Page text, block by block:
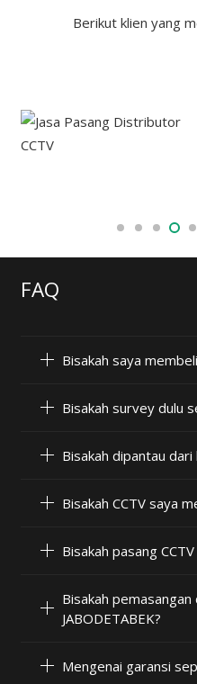
Berikut klien yang
FAQ
Bisakah saya
Bisakah survey dulu
Bisakah dipantau dari
Bisakah CCTV saya
Bisakah pasang
Bisakah pemasangan
JABODETABEK?
Mengenai garansi